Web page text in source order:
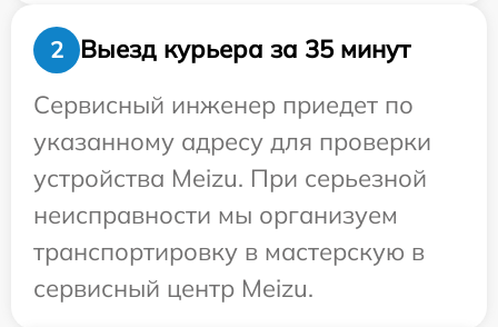
2
Выезд курьера за 35 минут
Сервисный инженер приедет по
указанному адресу для проверки
устройства Meizu. При серьезной
неисправности мы организуем
транспортировку в мастерскую в
сервисный центр Meizu.